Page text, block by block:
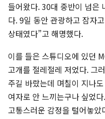
들어왔다. 30대 중반이 넘은
다. 9일 동안 관광하고 잠자
상태였다”고 해명했다.
이를 들은 스튜디오에 있던
고개를 절레절레 저었다. 그
주길 바랐는데 며칠이 지나
여자로 안 느끼는구나 싶었
고통스러운 감정을 털어놓았